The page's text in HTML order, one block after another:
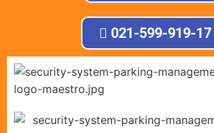
021-599-919-17